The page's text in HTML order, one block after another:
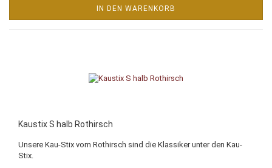
IN DEN WARENKORB
Kaustix S halb Rothirsch
Unsere Kau-Stix vom Rothirsch sind die Klassiker unter den Kau-
Stix.